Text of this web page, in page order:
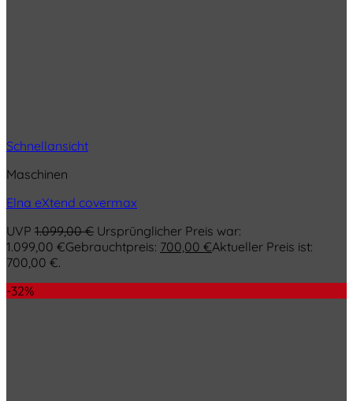
Schnellansicht
Maschinen
Elna eXtend covermax
UVP 1.099,00€ Ursprünglicher Preis war:
1.099,00 €Gebrauchtpreis: 700,00 €Aktueller Preis ist:
700,00 €.
-32%